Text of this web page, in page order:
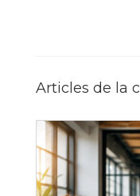
Articles de la